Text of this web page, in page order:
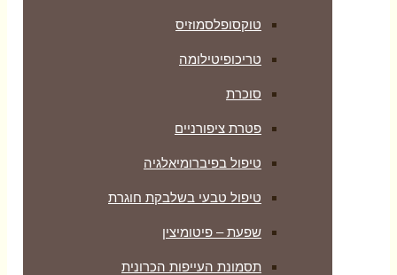
טוקסופלסמוזיס
טריכופיטילומה
סוכרת
פטרת ציפורניים
טיפול בפיברומיאלגיה
טיפול טבעי בשלבקת חוגרת
שפעת – פיטומיצין
תסמונת העייפות הכרונית